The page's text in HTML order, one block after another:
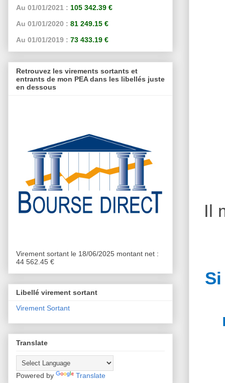
Il
Au 01/01/2021 : 105 342.39 €
Au 01/01/2020 : 81 249.15 €
Au 01/01/2019 : 73 433.19 €
Retrouvez les virements sortants et
entrants de mon PEA dans les libellés juste
en dessous
Virement sortant le 18/06/2025 montant net :
44 562.45 €
Libellé virement sortant
Virement Sortant
Translate
Powered by Translate